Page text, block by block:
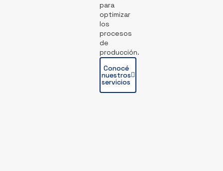
para
optimizar
los
procesos
de
producción.
Conocé
nuestros
servicios